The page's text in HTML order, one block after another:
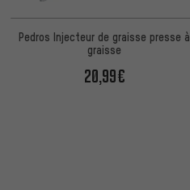
Pedros Injecteur de graisse presse à
graisse
20,99€